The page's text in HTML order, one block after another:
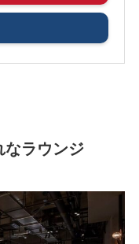
なラウンジ